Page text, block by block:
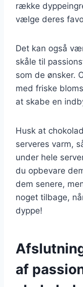
række
vælge deres
Det kan også
skåle til
som de ønsker.
med friske
at skabe en
Husk at
serveres varm,
under hele
du opbevare
dem senere,
noget tilbage,
dyppe!
af